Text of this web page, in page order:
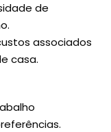
de
associados
casa.